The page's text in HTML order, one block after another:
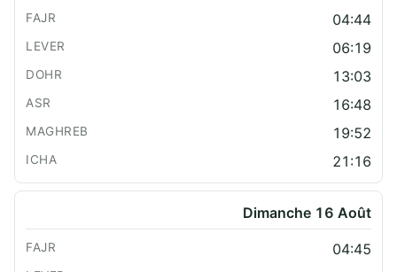
04:44
06:19
13:03
16:48
19:52
21:16
Dimanche 16 Août
04:45